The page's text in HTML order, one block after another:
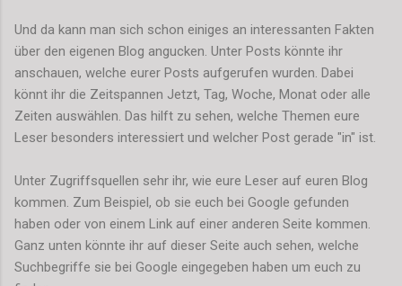
Und da kann man sich schon einiges an interessanten Fakten
über den eigenen Blog angucken. Unter Posts könnte ihr
anschauen, welche eurer Posts aufgerufen wurden. Dabei
könnt ihr die Zeitspannen Jetzt, Tag, Woche, Monat oder alle
Zeiten auswählen. Das hilft zu sehen, welche Themen eure
Leser besonders interessiert und welcher Post gerade "in" ist.
Unter Zugriffsquellen sehr ihr, wie eure Leser auf euren Blog
kommen. Zum Beispiel, ob sie euch bei Google gefunden
haben oder von einem Link auf einer anderen Seite kommen.
Ganz unten könnte ihr auf dieser Seite auch sehen, welche
Suchbegriffe sie bei Google eingegeben haben um euch zu